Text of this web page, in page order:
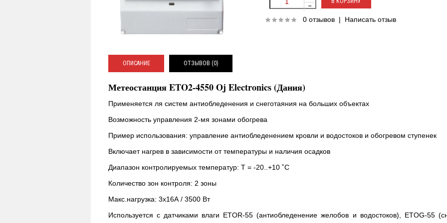
0 отзывов | Написать отзыв
ОПИСАНИЕ ОТЗЫВОВ (0)
Метеостанция ETO2-4550 Oj Electronics (Дания)
Применяется ля систем антиобледенения и снеготаяния на больших объектах
Возможность управления 2-мя зонами обогрева
Пример использования: управление антиобледенением кровли и водостоков и обогревом ступенек
Включает нагрев в зависимости от температуры и наличия осадков
Диапазон контролируемых температур: Т = -20..+10 ˚С
Количество зон контроля: 2 зоны
Макс.нагрузка: 3х16А / 3500 Вт
Используется с датчиками влаги ETOR-55 (антиобледенение желобов и водостоков), ETOG-55